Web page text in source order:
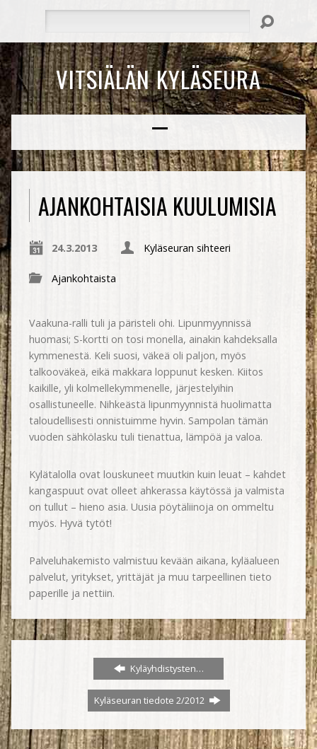
VITSIÄLÄN KYLÄSEURA
AJANKOHTAISIA KUULUMISIA
24.3.2013 Kyläseuran sihteeri
Ajankohtaista
Vaakuna-ralli tuli ja päristeli ohi. Lipunmyynnissä
huomasi; S-kortti on tosi monella, ainakin kahdeksalla
kymmenestä. Keli suosi, väkeä oli paljon, myös
talkooväkeä, eikä makkara loppunut kesken. Kiitos
kaikille, yli kolmellekymmenelle, järjestelyihin
osallistuneelle. Nihkeästä lipunmyynnistä huolimatta
taloudellisesti onnistuimme hyvin. Sampolan tämän
vuoden sähkölasku tuli tienattua, lämpöä ja valoa.
Kylätalolla ovat louskuneet muutkin kuin leuat – kahdet
kangaspuut ovat olleet ahkerassa käytössä ja valmista
on tullut – hieno asia. Uusia pöytäliinoja on ommeltu
myös. Hyvä tytöt!
Palveluhakemisto valmistuu kevään aikana, kyläalueen
palvelut, yritykset, yrittäjät ja muu tarpeellinen tieto
paperille ja nettiin.
Kyläyhdistysten…
Kyläseuran tiedote 2/2012